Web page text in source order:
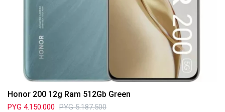
Honor 200 12g Ram 512Gb Green
PYG 4.150.000 PYG 5.187.500